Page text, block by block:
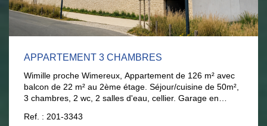
APPARTEMENT 3 CHAMBRES
Wimille proche Wimereux, Appartement de 126 m² avec
balcon de 22 m² au 2ème étage. Séjour/cuisine de 50m²,
3 chambres, 2 wc, 2 salles d'eau, cellier. Garage en
Wimereux à pieds. AGENCE LARIVIERE WIMEREUX
Ref. : 201-3343